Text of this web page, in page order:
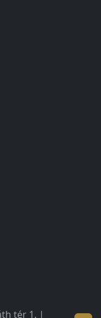
tér 1. |